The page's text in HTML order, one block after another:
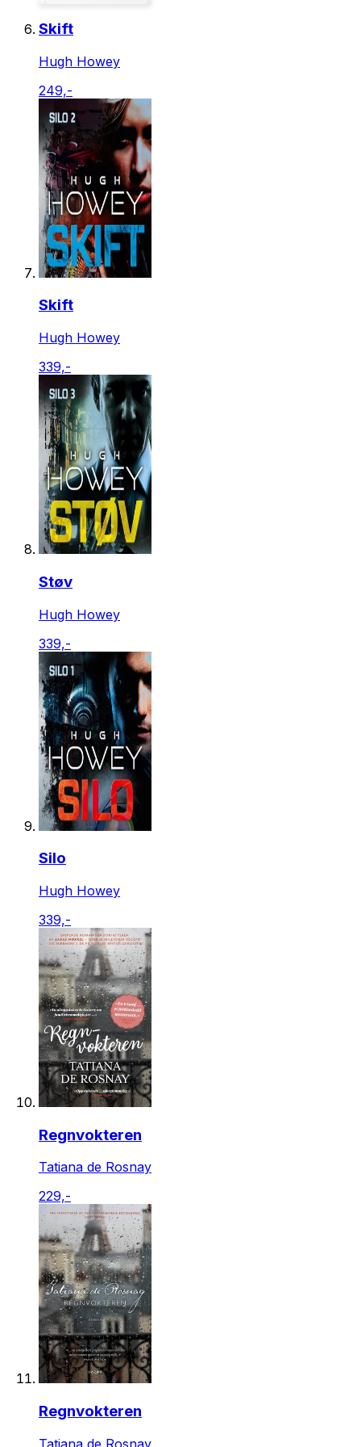
Skift
Hugh Howey
249,-
Skift
Hugh Howey
339,-
Støv
Hugh Howey
339,-
Silo
Hugh Howey
339,-
Regnvokteren
Tatiana de Rosnay
229,-
Regnvokteren
Tatiana de Rosnay